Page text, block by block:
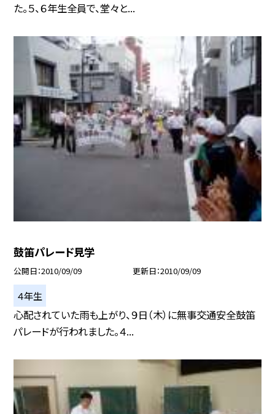
た。５、６年生全員で、堂々と...
鼓笛パレード見学
公開日 2010/09/09 更新日 2010/09/09
４年生
心配されていた雨も上がり、９日（木）に無事交通安全鼓笛
パレードが行われました。４...